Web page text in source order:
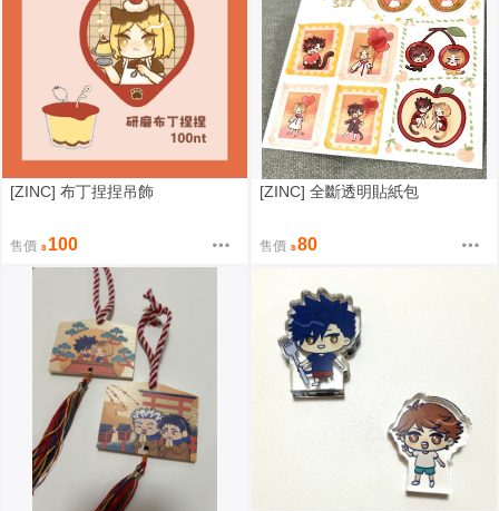
[ZINC] 布丁捏捏吊飾
售價 100
[ZINC] 全斷透明貼紙包
售價 80